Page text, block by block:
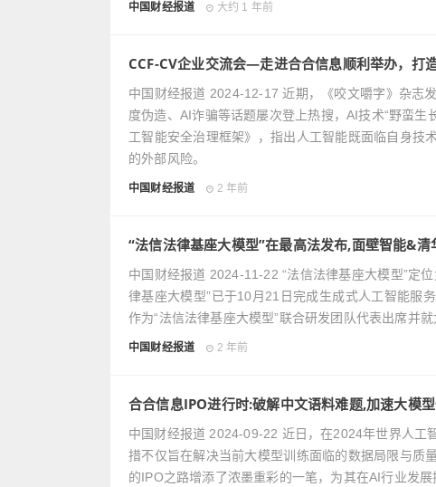
中国财经报道 大约 1 年前
CCF-CV企业交流会—走进合合信息顺利举办，打
中国财经报道 2024-12-17 近期，《咬文嚼字》杂志
度伪造、AI诈骗等话题屡次登上热搜，AI技术“野蛮
工智能安全治理框架》，指出人工智能既面临自身技
的外部风险。
中国财经报道 2 年前
“法信法律基座大模型”在最高法发布,面壁智能&清
中国财经报道 2024-11-22 “法信法律基座大模型”定
律基座大模型”已于10月21日完成生成式人工智能服
作为“法信法律基座大模型”联合研发团队代表出席并
中国财经报道 2 年前
合合信息IPO进行时:破解中文语料难题,加速大模
中国财经报道 2024-09-22 近日，在2024年世界人工
措不仅旨在解决当前大模型训练面临的数据局限与质
的IPO之路增添了浓墨重彩的一笔，为其在AI行业发展